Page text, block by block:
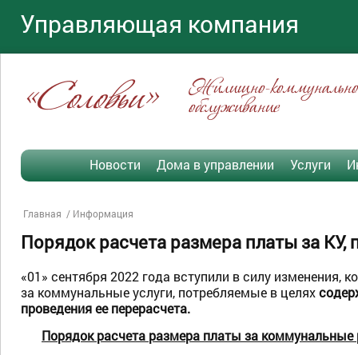
Управляющая компания
«Соловьи» Жилищно-
обслуживание
Новости Дома в управлении Услуги
Главная Информация
Порядок расчета размера платы за
«01» сентября 2022 года вступили в силу изменения,
за коммунальные услуги, потребляемые в целях
проведения ее перерасчета.
Порядок расчета размера платы за